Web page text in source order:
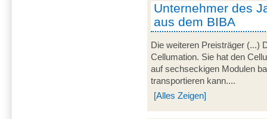
Unternehmer des
aus dem BIBA
Die weiteren Preisträger (...)
Cellumation. Sie hat den
auf sechseckigen Modulen
transportieren kann....
[Alles Zeigen]